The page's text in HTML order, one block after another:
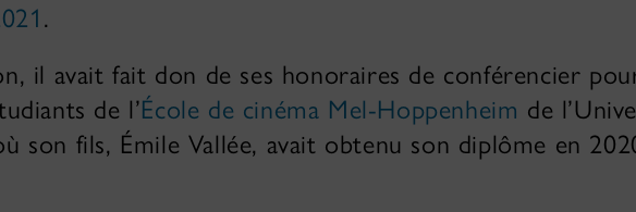
.
il avait fait don de ses honoraires de conférencier
de l’École de cinéma Mel-Hoppenheim de
son fils, Émile Vallée, avait obtenu son diplôme en